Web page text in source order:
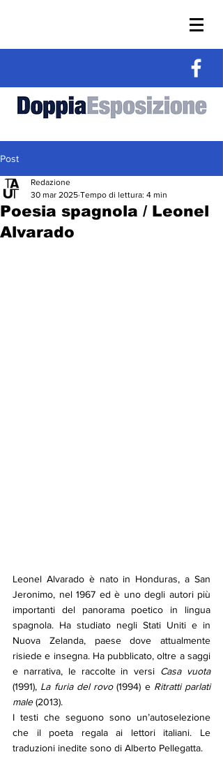
Post
Poesia spagnola / Leonel
Alvarado
Redazione
30 mar 2025 Tempo di lettura: 4 min
Leonel Alvarado è nato in Honduras, a San
Jeronimo, nel 1967 ed è uno degli autori più
importanti del panorama poetico in lingua
spagnola. Ha studiato negli Stati Uniti e in
Nuova Zelanda, paese dove attualmente
risiede e insegna. Ha pubblicato, oltre a saggi
e narrativa, le raccolte in versi Casa vuota
(1991), La furia del rovo (1994) e Ritratti parlati
male (2013).
I testi che seguono sono un’autoselezione
che il poeta regala ai lettori italiani. Le
traduzioni inedite sono di Alberto Pellegatta.